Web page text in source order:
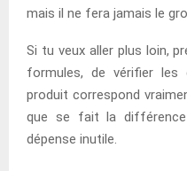
mais il ne fera jamais le
Si tu veux aller plus loin,
formules, de vérifier
produit correspond
que se fait la
dépense inutile.